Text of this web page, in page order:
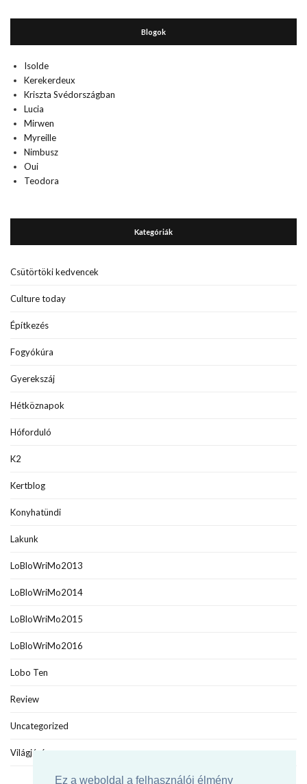
Ez a weboldal a felhasználói élmény
Blogok
Isolde
Kerekerdeux
Kriszta Svédországban
Lucia
Mirwen
Myreille
Nimbusz
Oui
Teodora
Kategóriák
Csütörtöki kedvencek
Culture today
Építkezés
Fogyókúra
Gyerekszáj
Hétköznapok
Hóforduló
K2
Kertblog
Konyhatündi
Lakunk
LoBloWriMo2013
LoBloWriMo2014
LoBloWriMo2015
LoBloWriMo2016
Lobo Ten
Review
Uncategorized
Világjáró